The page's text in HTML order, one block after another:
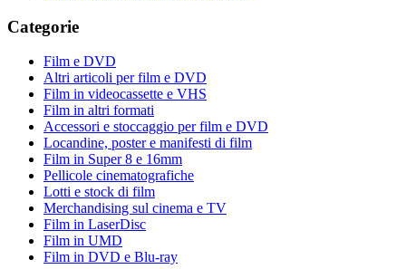
Categorie
Film e DVD
Altri articoli per film e DVD
Film in videocassette e VHS
Film in altri formati
Accessori e stoccaggio per film e DVD
Locandine, poster e manifesti di film
Film in Super 8 e 16mm
Pellicole cinematografiche
Lotti e stock di film
Merchandising sul cinema e TV
Film in LaserDisc
Film in UMD
Film in DVD e Blu-ray